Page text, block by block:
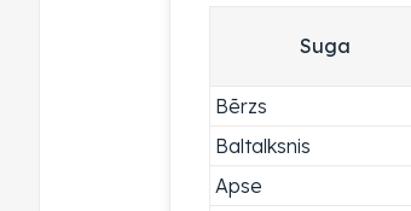
Suga
Bērzs
Baltalksnis
Apse